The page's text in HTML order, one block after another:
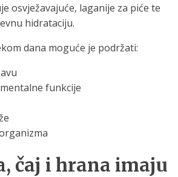
osvježavajuće, laganije za piće te
hidrataciju.
dana moguće je podržati:
funkcije
čaj i hrana imaju